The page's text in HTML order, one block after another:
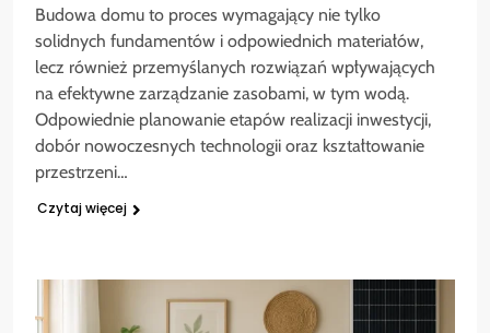
Budowa domu to proces wymagający nie tylko
solidnych fundamentów i odpowiednich materiałów,
lecz również przemyślanych rozwiązań wpływających
na efektywne zarządzanie zasobami, w tym wodą.
Odpowiednie planowanie etapów realizacji inwestycji,
dobór nowoczesnych technologii oraz kształtowanie
przestrzeni…
Czytaj więcej